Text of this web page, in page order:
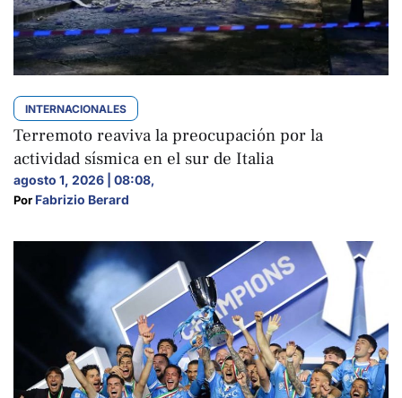
INTERNACIONALES
Terremoto reaviva la preocupación por la
actividad sísmica en el sur de Italia
agosto 1, 2026 | 08:08,
Por Fabrizio Berard